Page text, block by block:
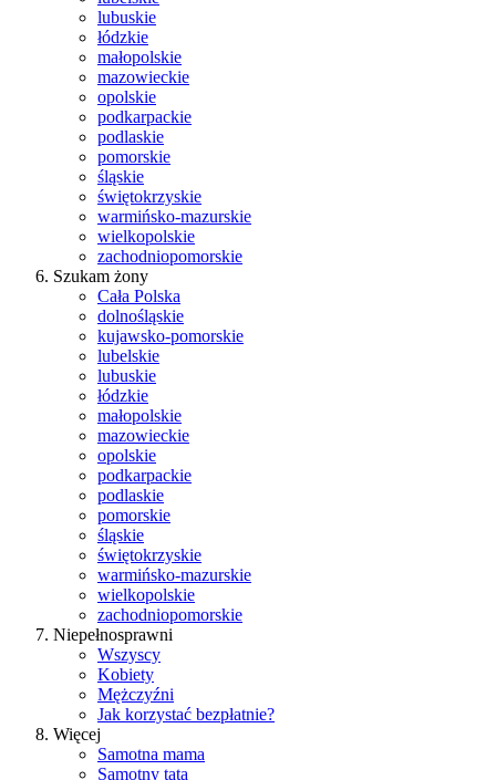
lubuskie
łódzkie
małopolskie
mazowieckie
opolskie
podkarpackie
podlaskie
pomorskie
śląskie
świętokrzyskie
warmińsko-mazurskie
wielkopolskie
zachodniopomorskie
Szukam żony
Cała Polska
dolnośląskie
kujawsko-pomorskie
lubelskie
lubuskie
łódzkie
małopolskie
mazowieckie
opolskie
podkarpackie
podlaskie
pomorskie
śląskie
świętokrzyskie
warmińsko-mazurskie
wielkopolskie
zachodniopomorskie
Niepełnosprawni
Wszyscy
Kobiety
Mężczyźni
Jak korzystać bezpłatnie?
Więcej
Samotna mama
Samotny tata